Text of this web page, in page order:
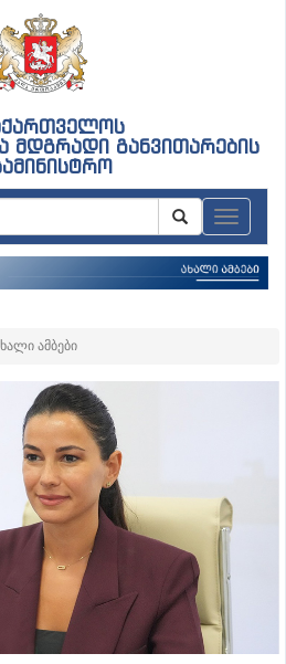
მდგრადი განვითარების
ამბები